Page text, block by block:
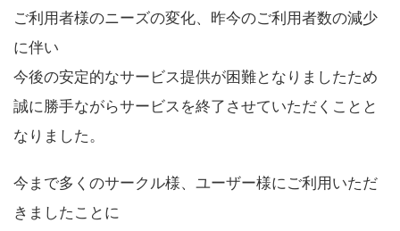
ご利用者様のニーズの変化、昨今のご利用者数の減少
に伴い
今後の安定的なサービス提供が困難となりましたため
誠に勝手ながらサービスを終了させていただくことと
なりました。
今まで多くのサークル様、ユーザー様にご利用いただ
きましたことに